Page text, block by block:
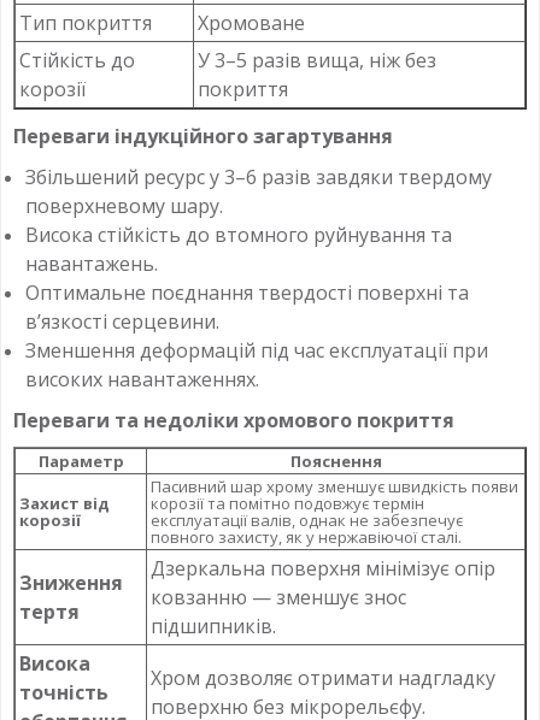
Тип покриття
Хромоване
Стійкість до
корозії
У 3–5 разів вища, ніж без
покриття
Переваги індукційного загартування
Збільшений ресурс у 3–6 разів завдяки твердому
поверхневому шару.
Висока стійкість до втомного руйнування та
навантажень.
Оптимальне поєднання твердості поверхні та
в’язкості серцевини.
Зменшення деформацій під час експлуатації при
високих навантаженнях.
Переваги та недоліки хромового покриття
Параметр
Пояснення
Захист від
корозії
Пасивний шар хрому зменшує швидкість появи
корозії та помітно подовжує термін
експлуатації валів, однак не забезпечує
повного захисту, як у нержавіючої сталі.
Зниження
тертя
Дзеркальна поверхня мінімізує опір
ковзанню — зменшує знос
підшипників.
Висока
точність
Хром дозволяє отримати надгладку
поверхню без мікрорельєфу.